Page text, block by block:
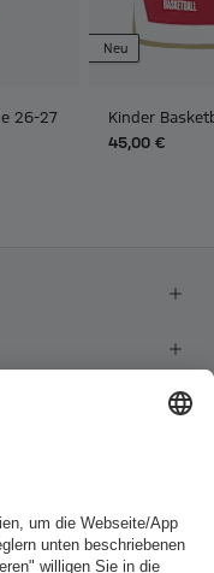
26-27
Neu
Kinder
45,00 €